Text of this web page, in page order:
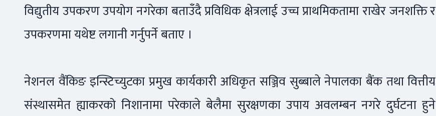
विद्युतीय उपकरण उपयोग नगरेका बताउँदै प्रविधिक क्षेत्रलाई उच्च प्राथमिकतामा राखेर जनशक्ति र
उपकरणमा यथेष्ट लगानी गर्नुपर्ने बताए ।
नेशनल वैंकिङ इन्स्टिच्युटका प्रमुख कार्यकारी अधिकृत सञ्जिव सुब्बाले नेपालका बैंक तथा वित्तीय
संस्थासमेत ह्याकरको निशानामा परेकाले बेलैमा सुरक्षणका उपाय अवलम्बन नगरे दुर्घटना हुने